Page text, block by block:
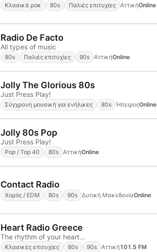
Κλασικά ροκ 80s Παλιές επιτυχίες ΑττικήOnline
Radio De Facto
All types of music
80s Παλιές επιτυχίες 90s ΑττικήOnline
Jolly The Glorious 80s
Just Press Play!
Σύγχρονη μουσική για ενήλικες 80s ΉπειροςOnline
Jolly 80s Pop
Just Press Play!
Pop / Top 40 80s ΑττικήOnline
Contact Radio
Χορός / EDM 80s 90s Δυτική ΜακεδονίαOnline
Heart Radio Greece
The rhythm of your heart...
Κλασικές επιτυχίες 80s 90s Αττική101.5 FM